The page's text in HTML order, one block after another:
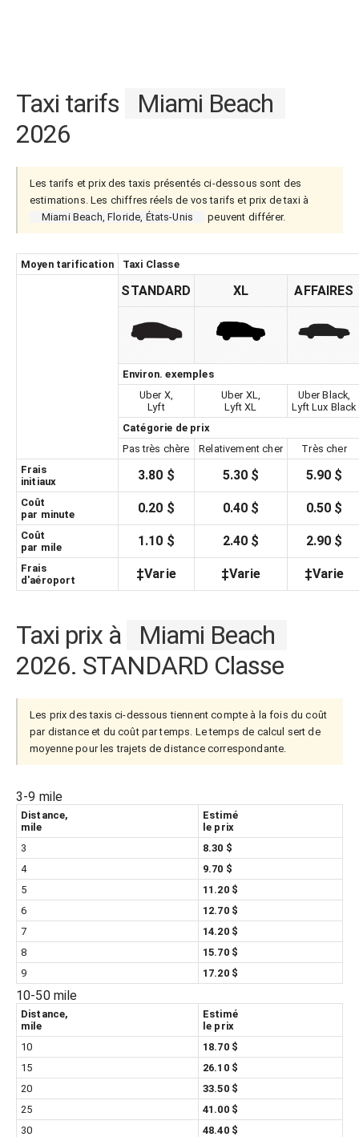
Taxi tarifs
Miami Beach
2026
Les tarifs et prix des taxis présentés ci-dessous sont des
estimations. Les chiffres réels de vos tarifs et prix de taxi à
Miami Beach, Floride, États-Unis
peuvent différer.
Moyen tarification Taxi Classe
STANDARD XL AFFAIRES
Environ. exemples
Uber X,
Lyft
Uber XL,
Lyft XL
Uber Black,
Lyft Lux Black
Catégorie de prix
Pas très chère
Relativement cher
Très cher
Frais
initiaux
3.80 $ 5.30 $ 5.90 $
Coût
par minute
0.20 $ 0.40 $ 0.50 $
Coût
par mile
1.10 $ 2.40 $ 2.90 $
Frais
d'aéroport
‡Varie ‡Varie ‡Varie
Taxi prix à
Miami Beach
2026. STANDARD Classe
Les prix des taxis ci-dessous tiennent compte à la fois du coût
par distance et du coût par temps. Le temps de calcul sert de
moyenne pour les trajets de distance correspondante.
3-9 mile
Distance,
mile
Estimé
le prix
3
8.30 $
4
9.70 $
5
11.20 $
6
12.70 $
7
14.20 $
8
15.70 $
9
17.20 $
10-50 mile
Distance,
mile
Estimé
le prix
10
18.70 $
15
26.10 $
20
33.50 $
25
41.00 $
30
48.40 $